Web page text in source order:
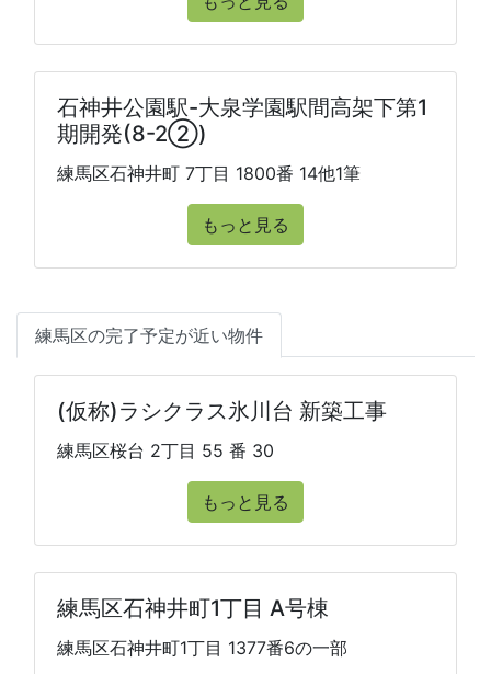
石神井公園駅-大泉学園駅間高架下第1
期開発(8-2②)
練馬区石神井町 7丁目 1800番 14他1筆
もっと見る
練馬区の完了予定が近い物件
(仮称)ラシクラス氷川台 新築工事
練馬区桜台 2丁目 55 番 30
もっと見る
練馬区石神井町1丁目 A号棟
練馬区石神井町1丁目 1377番6の一部